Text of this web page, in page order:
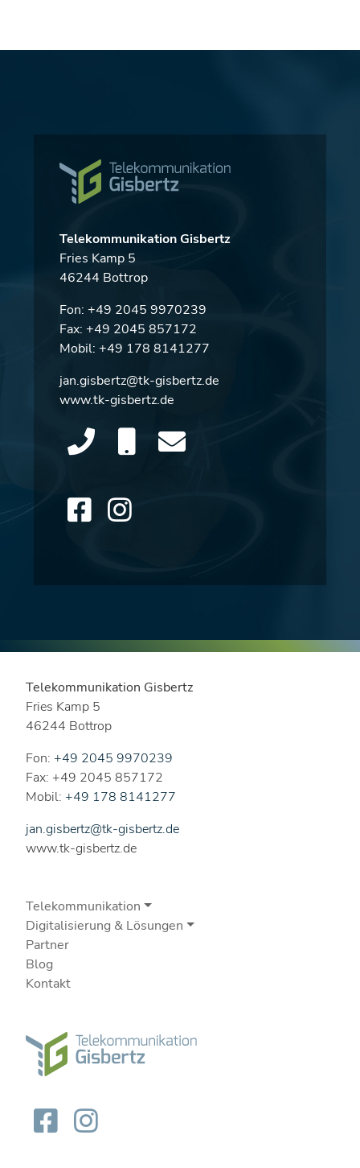
Telekommunikation Gisbertz
Fries Kamp 5
46244 Bottrop
Fon: +49 2045 9970239
Fax: +49 2045 857172
Mobil: +49 178 8141277
jan.gisbertz@tk-gisbertz.de
www.tk-gisbertz.de
Telekommunikation Gisbertz
Fries Kamp 5
46244 Bottrop
Fon: +49 2045 9970239
Fax: +49 2045 857172
Mobil: +49 178 8141277
jan.gisbertz@tk-gisbertz.de
www.tk-gisbertz.de
Telekommunikation
Digitalisierung & Lösungen
Partner
Blog
Kontakt